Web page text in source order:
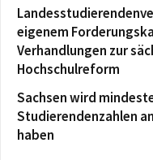
eigenem
Verhandlungen zur
Hochschulreform
Sachsen wird
Studierendenzahlen
haben